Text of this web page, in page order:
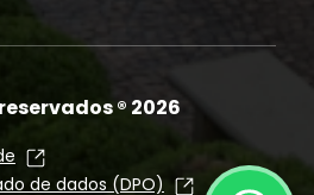
® 2026
de dados (DPO)